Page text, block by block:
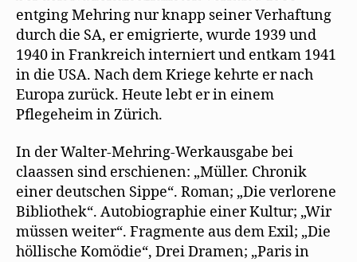
entging Mehring nur knapp seiner Verhaftung
durch die SA, er emigrierte, wurde 1939 und
1940 in Frankreich interniert und entkam 1941
in die USA. Nach dem Kriege kehrte er nach
Europa zurück. Heute lebt er in einem
Pflegeheim in Zürich.
In der Walter-Mehring-Werkausgabe bei
claassen sind erschienen: „Müller. Chronik
einer deutschen Sippe“. Roman; „Die verlorene
Bibliothek“. Autobiographie einer Kultur; „Wir
müssen weiter“. Fragmente aus dem Exil; „Die
höllische Komödie“, Drei Dramen; „Paris in